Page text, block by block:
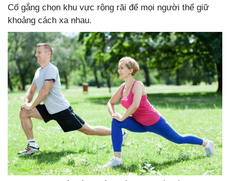
Cố gắng chọn khu vực rộng rãi để mọi người thể giữ
khoảng cách xa nhau.